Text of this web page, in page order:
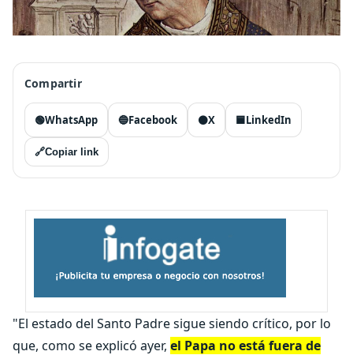
Compartir
🟢WhatsApp 🔵Facebook ⚫X 🟦LinkedIn
🔗Copiar link
"El estado del Santo Padre sigue siendo crítico, por lo
que, como se explicó ayer, el Papa no está fuera de